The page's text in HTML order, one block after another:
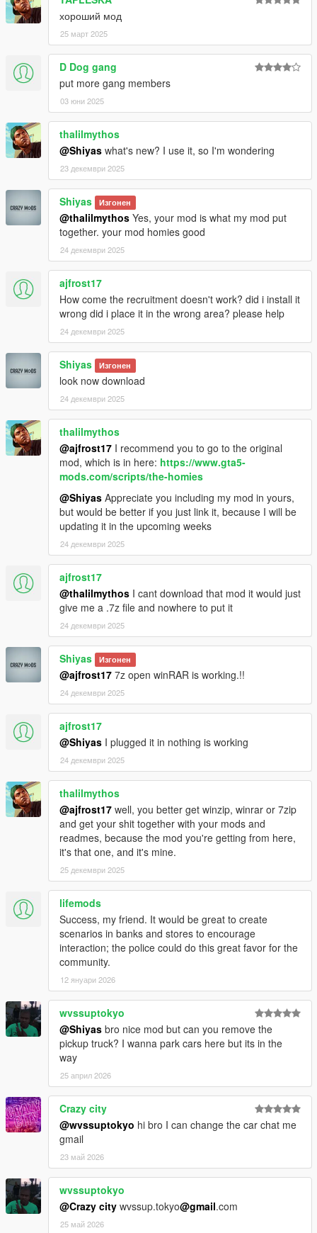
хороший мод
25 март 2025
D Dog gang
put more gang members
03 юни 2025
thalilmythos
@Shiyas what's new? I use it, so I'm wondering
23 декември 2025
Shiyas Изгонен
@thalilmythos Yes, your mod is what my mod put
together. your mod homies good
24 декември 2025
ajfrost17
How come the recruitment doesn't work? did i install it
wrong did i place it in the wrong area? please help
24 декември 2025
Shiyas Изгонен
look now download
24 декември 2025
thalilmythos
@ajfrost17 I recommend you to go to the original
mod, which is in here: https://www.gta5-
mods.com/scripts/the-homies
@Shiyas Appreciate you including my mod in yours,
but would be better if you just link it, because I will be
updating it in the upcoming weeks
24 декември 2025
ajfrost17
@thalilmythos I cant download that mod it would just
give me a .7z file and nowhere to put it
24 декември 2025
Shiyas Изгонен
@ajfrost17 7z open winRAR is working.!!
24 декември 2025
ajfrost17
@Shiyas I plugged it in nothing is working
24 декември 2025
thalilmythos
@ajfrost17 well, you better get winzip, winrar or 7zip
and get your shit together with your mods and
readmes, because the mod you're getting from here,
it's that one, and it's mine.
25 декември 2025
lifemods
Success, my friend. It would be great to create
scenarios in banks and stores to encourage
interaction; the police could do this great favor for the
community.
12 януари 2026
wvssuptokyo
@Shiyas bro nice mod but can you remove the
pickup truck? I wanna park cars here but its in the
way
25 април 2026
Crazy city
@wvssuptokyo hi bro I can change the car chat me
gmail
23 май 2026
wvssuptokyo
@Crazy city wvssup.tokyo@gmail.com
25 май 2026